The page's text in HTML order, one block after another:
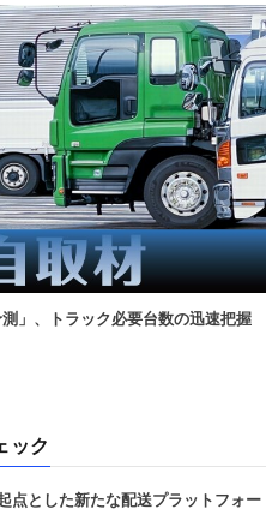
」、トラック必要台数の迅速把握
ック
とした新たな配送プラットフォー